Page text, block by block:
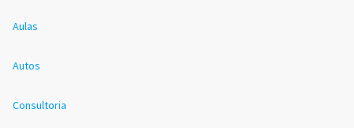
Aulas
Autos
Consultoria